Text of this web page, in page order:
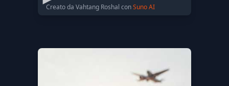
Creato da Vahtang Roshal conSuno AI